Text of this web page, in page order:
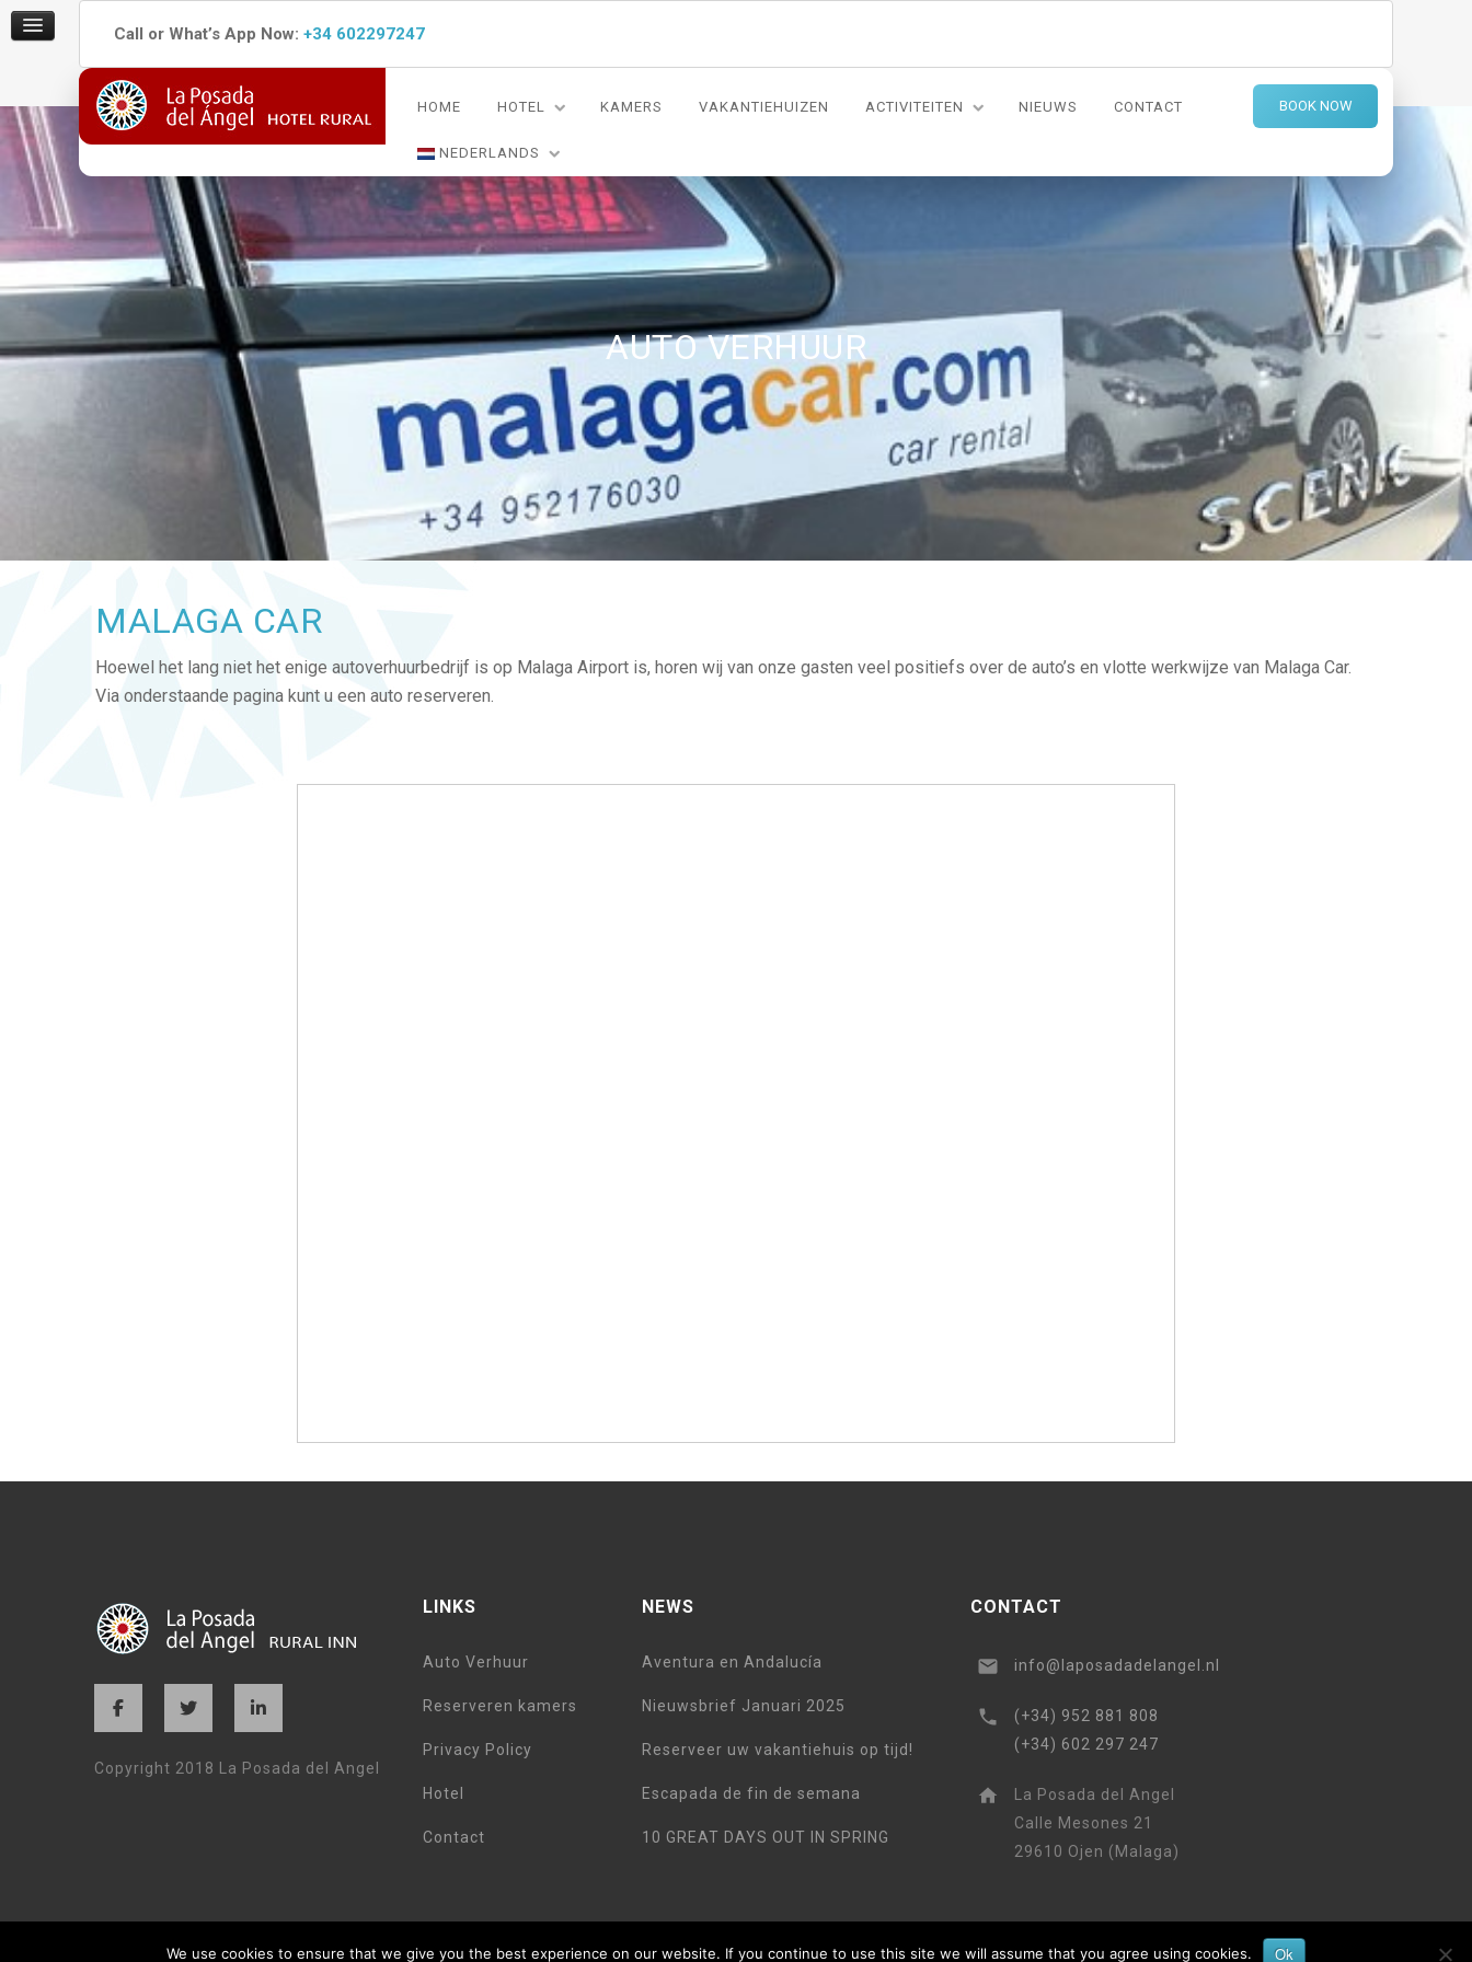
Call or What’s App Now: +34 602297247
HOME HOTEL KAMERS VAKANTIEHUIZEN ACTIVITEITEN NIEUWS CONTACT
NEDERLANDS
BOOK NOW
AUTO VERHUUR
MALAGA CAR
Hoewel het lang niet het enige autoverhuurbedrijf is op Malaga Airport is, horen wij van onze gasten veel positiefs over de auto’s en vlotte werkwijze van Malaga Car.
Via onderstaande pagina kunt u een auto reserveren.
Copyright 2018 La Posada del Angel
LINKS
Auto Verhuur
Reserveren kamers
Privacy Policy
Hotel
Contact
NEWS
Aventura en Andalucía
Nieuwsbrief Januari 2025
Reserveer uw vakantiehuis op tijd!
Escapada de fin de semana
10 GREAT DAYS OUT IN SPRING
CONTACT
info@laposadadelangel.nl
(+34) 952 881 808
(+34) 602 297 247
La Posada del Angel
Calle Mesones 21
29610 Ojen (Malaga)
We use cookies to ensure that we give you the best experience on our website. If you continue to use this site we will assume that you agree using cookies. Ok